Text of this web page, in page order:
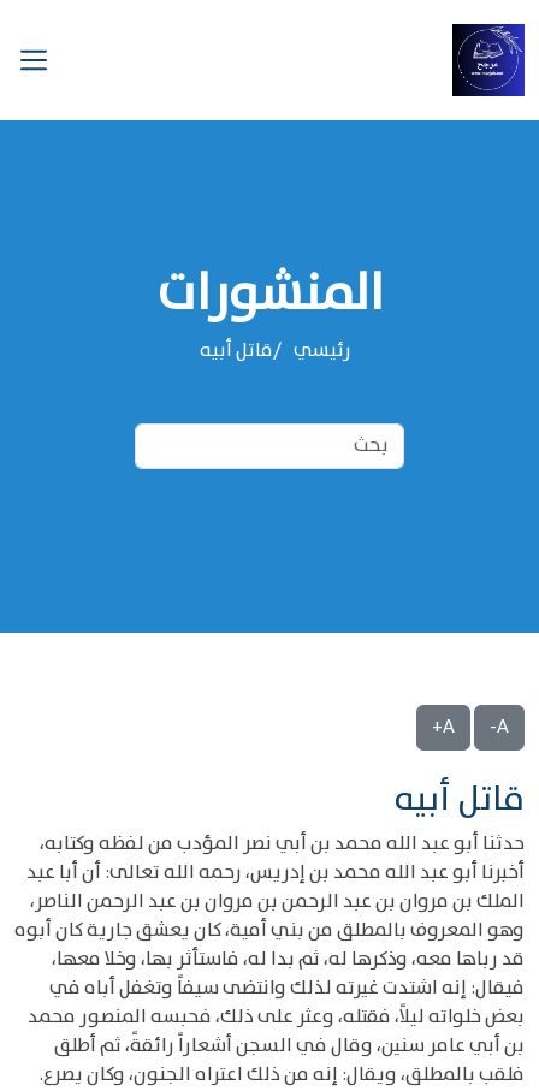
المنشورات
رئيسي قاتل أبيه
A-
A+
قاتل أبيه
حدثنا أبو عبد الله محمد بن أبي نصر المؤدب من لفظه وكتابه،
أخبرنا أبو عبد الله محمد بن إدريس، رحمه الله تعالى: أن أبا عبد
الملك بن مروان بن عبد الرحمن بن مروان بن عبد الرحمن الناصر،
وهو المعروف بالمطلق من بني أمية، كان يعشق جارية كان أبوه
قد رباها معه، وذكرها له، ثم بدا له، فاستأثر بها، وخلا معها،
فيقال: إنه اشتدت غيرته لذلك وانتضى سيفاً وتغفل أباه في
بعض خلواته ليلاً، فقتله، وعثر على ذلك، فحبسه المنصور محمد
بن أبي عامر سنين، وقال في السجن أشعاراً رائقةً، ثم أطلق
فلقب بالمطلق، ويقال: إنه من ذلك اعتراه الجنون، وكان يصرع.